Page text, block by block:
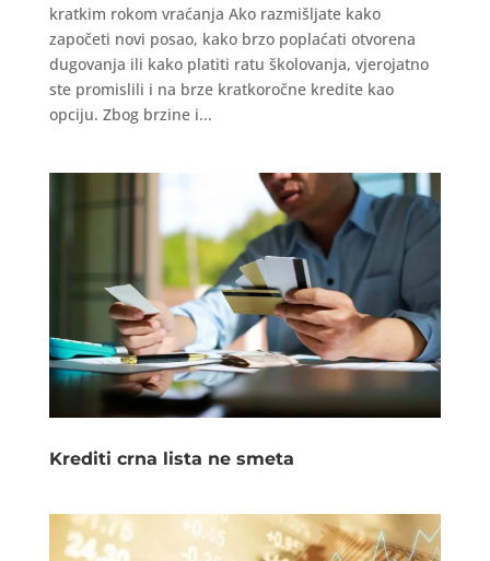
kratkim rokom vraćanja Ako razmišljate kako
započeti novi posao, kako brzo poplaćati otvorena
dugovanja ili kako platiti ratu školovanja, vjerojatno
ste promislili i na brze kratkoročne kredite kao
opciju. Zbog brzine i...
Krediti crna lista ne smeta